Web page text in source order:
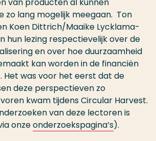
van producten al kunnen
zo lang mogelijk meegaan. Ton
Koen Dittrich/Maaike Lycklama-
hun lezing respectievelijk over de
en over hoe duurzaamheid
kan worden in de financiën
Het was voor het eerst dat de
deze perspectieven zo
kwam tijdens Circular Harvest.
van deze lectoren is
onzeonderzoekspagina’s).